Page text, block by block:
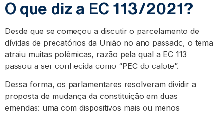
O que diz a EC 113/2021?
Desde que se começou a discutir o parcelamento de
dívidas de precatórios da União no ano passado, o tema
atraiu muitas polêmicas, razão pela qual a EC 113
passou a ser conhecida como “PEC do calote”.
Dessa forma, os parlamentares resolveram dividir a
proposta de mudança da constituição em duas
emendas: uma com dispositivos mais ou menos